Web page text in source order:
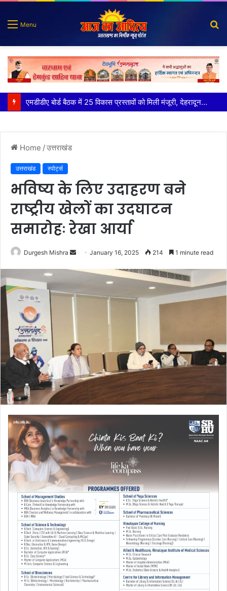
Menu
कृष्णा हाउसकीपिंग के मालिक दीपक जायसवाल विनोद नौटियाल आदि पर मुकदमा दर्ज
Home /उत्तराखंड
उत्तराखंड स्पोर्ट्स
भविष्य के लिए उदाहरण बने
राष्ट्रीय खेलों का उदघाटन
समारोहः रेखा आर्या
Durgesh Mishra
Send January 16, 2025 214 1 minute read